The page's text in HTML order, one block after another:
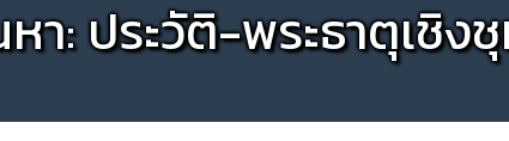
า: ประวัติ-พระธาตุเชิง